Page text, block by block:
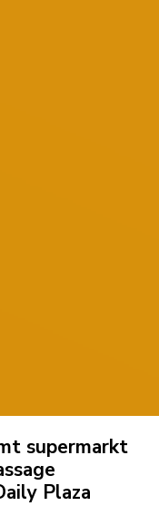
supermarkt
Plaza